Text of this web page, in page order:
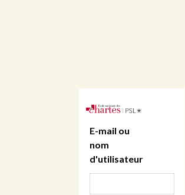
E-mail ou
nom
d'utilisateur